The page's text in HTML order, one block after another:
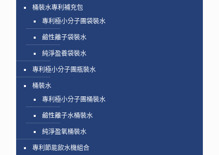
桶裝水專利補充包
專利極小分子團袋裝水
鹼性離子袋裝水
純淨盈養袋裝水
專利極小分子團瓶裝水
桶裝水
專利極小分子團桶裝水
鹼性離子水桶裝水
純淨盈氧桶裝水
專利節能飲水機組合